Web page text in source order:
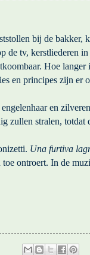
bij de bakker,
de tv, kerstliederen
Hoe langer
en principes zijn er
en
zullen stralen, totdat
Una furtiva
ontroert. In de